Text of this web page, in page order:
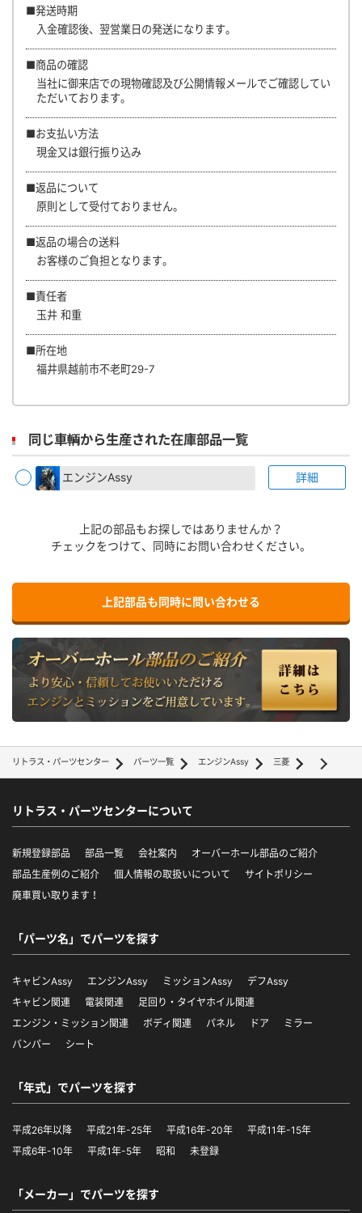
■発送時期
入金確認後、翌営業日の発送になります。
■商品の確認
当社に御来店での現物確認及び公開情報メールでご確認してい
ただいております。
■お支払い方法
現金又は銀行振り込み
■返品について
原則として受付ておりません。
■返品の場合の送料
お客様のご負担となります。
■責任者
玉井 和重
■所在地
福井県越前市不老町29-7
同じ車輌から生産された在庫部品一覧
エンジンAssy 詳細
上記の部品もお探しではありませんか？
チェックをつけて、同時にお問い合わせください。
上記部品も同時に問い合わせる
リトラス・パーツセンター パーツ一覧 エンジンAssy 三菱
リトラス・パーツセンターについて
新規登録部品 部品一覧 会社案内
オーバーホール部品のご紹介
部品生産例のご紹介
個人情報の取扱いについて
サイトポリシー
廃車買い取ります！
「パーツ名」でパーツを探す
キャビンAssy エンジンAssy ミッションAssy
デフAssy
キャビン関連
電装関連
足回り・タイヤホイル関連
エンジン・ミッション関連
ボディ関連 パネル ドア
ミラー
バンパー
シート
「年式」でパーツを探す
平成26年以降 平成21年-25年 平成16年-20年
平成11年-15年
平成6年-10年
平成1年-5年 昭和 未登録
「メーカー」でパーツを探す